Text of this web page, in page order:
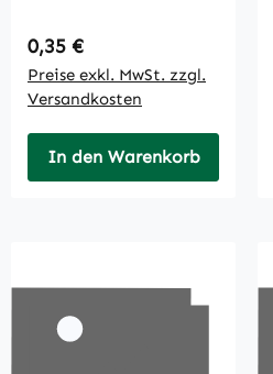
Regulärer Preis:
0,35 €
Preise exkl. MwSt. zzgl.
Versandkosten
In den Warenkorb